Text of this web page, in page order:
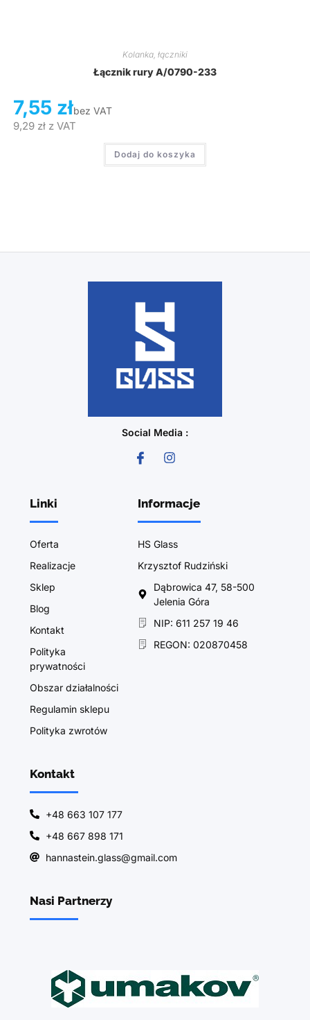
Kolanka, łączniki
Łącznik rury A/0790-233
7,55 złbez VAT
9,29 złz VAT
Dodaj do koszyka
Social Media :
Linki
Oferta
Realizacje
Sklep
Blog
Kontakt
Polityka
prywatności
Obszar działalności
Regulamin sklepu
Polityka zwrotów
Informacje
HS Glass
Krzysztof Rudziński
Dąbrowica 47, 58-500
Jelenia Góra
NIP: 611 257 19 46
REGON: 020870458
Kontakt
+48 663 107 177
+48 667 898 171
hannastein.glass@gmail.com
Nasi Partnerzy